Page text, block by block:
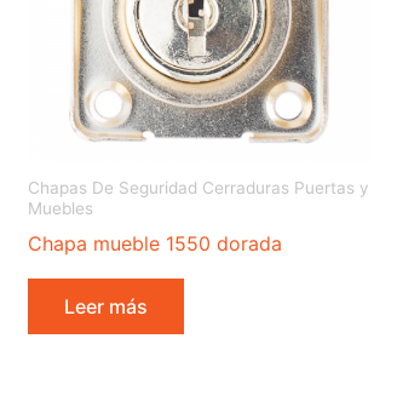
Chapas De Seguridad Cerraduras Puertas y
Muebles
Chapa mueble 1550 dorada
Leer más